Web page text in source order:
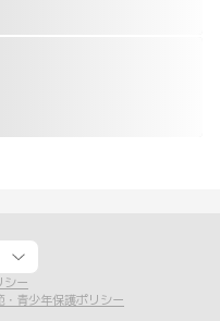
シー
・青少年保護ポリシー